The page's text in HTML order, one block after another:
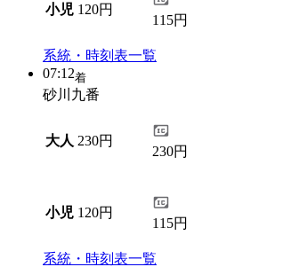
小児 120円
115円
系統・時刻表一覧
07:12着
砂川九番
大人 230円
230円
小児 120円
115円
系統・時刻表一覧